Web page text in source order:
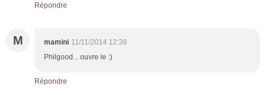
Répondre
M mamini 11/11/2014 12:38
Philgood... ouvre le :)
Répondre